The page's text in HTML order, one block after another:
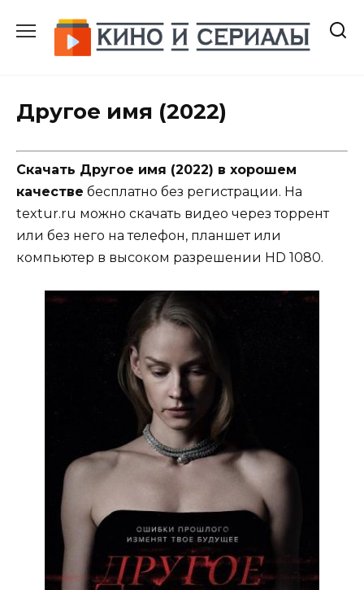
содержанию
Другое имя (2022)
Скачать Другое имя (2022) в хорошем
качестве бесплатно без регистрации. На
textur.ru можно скачать видео через торрент
или без него на телефон, планшет или
компьютер в высоком разрешении HD 1080.